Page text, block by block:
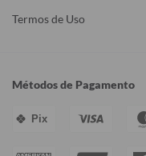
Termos de Uso
Métodos de Pagamento
Pix